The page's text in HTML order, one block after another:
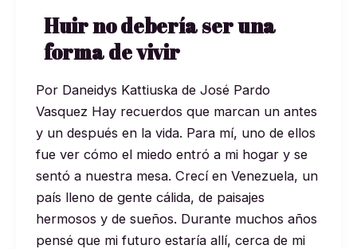
Huir no debería ser una
forma de vivir
Por Daneidys Kattiuska de José Pardo
Vasquez Hay recuerdos que marcan un antes
y un después en la vida. Para mí, uno de ellos
fue ver cómo el miedo entró a mi hogar y se
sentó a nuestra mesa. Crecí en Venezuela, un
país lleno de gente cálida, de paisajes
hermosos y de sueños. Durante muchos años
pensé que mi futuro estaría allí, cerca de mi